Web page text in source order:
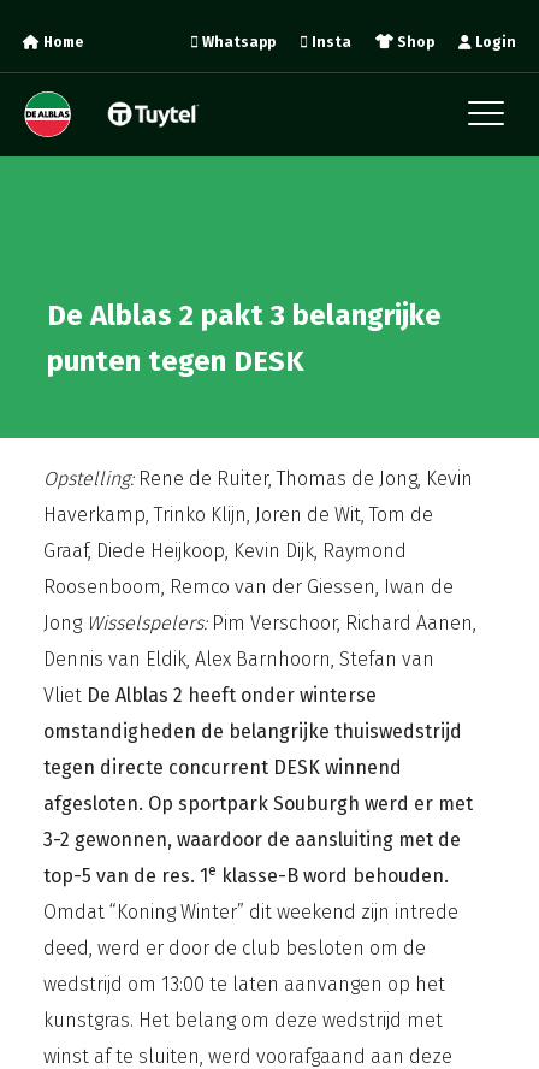
Home Login
Shop
Insta
Whatsapp
De Alblas 2 pakt 3 belangrijke
punten tegen DESK
Opstelling:Rene de Ruiter, Thomas de Jong, Kevin
Haverkamp, Trinko Klijn, Joren de Wit, Tom de
Graaf, Diede Heijkoop, Kevin Dijk, Raymond
Roosenboom, Remco van der Giessen, Iwan de
Jong Wisselspelers:Pim Verschoor, Richard Aanen,
Dennis van Eldik, Alex Barnhoorn, Stefan van
Vliet De Alblas 2 heeft onder winterse
omstandigheden de belangrijke thuiswedstrijd
tegen directe concurrent DESK winnend
afgesloten. Op sportpark Souburgh werd er met
3-2 gewonnen, waardoor de aansluiting met de
top-5 van de res. 1e klasse-B word behouden.
Omdat “Koning Winter” dit weekend zijn intrede
deed, werd er door de club besloten om de
wedstrijd om 13:00 te laten aanvangen op het
kunstgras. Het belang om deze wedstrijd met
winst af te sluiten, werd voorafgaand aan deze